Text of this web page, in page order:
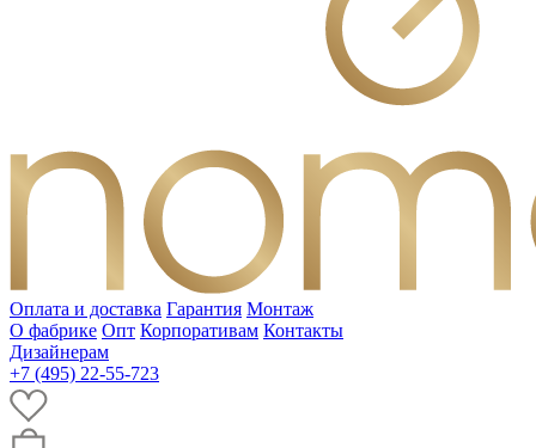
Оплата и доставка Гарантия Монтаж
О фабрике Опт Корпоративам Контакты
Дизайнерам
+7 (495) 22-55-723